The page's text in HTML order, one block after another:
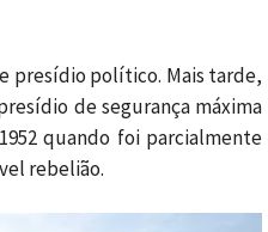
presídio político. Mais tarde,
de segurança máxima
quando foi parcialmente
rebelião.